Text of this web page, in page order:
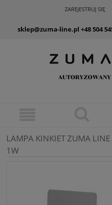
ZAREJESTRUJ SIĘ
sklep@zuma-line.pl +48 504
LAMPA KINKIET ZUMA
1W